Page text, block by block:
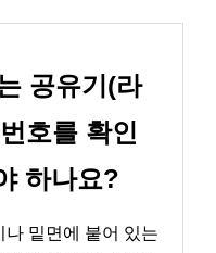
공유기(라
호를 확인
하나요?
밑면에 붙어 있는